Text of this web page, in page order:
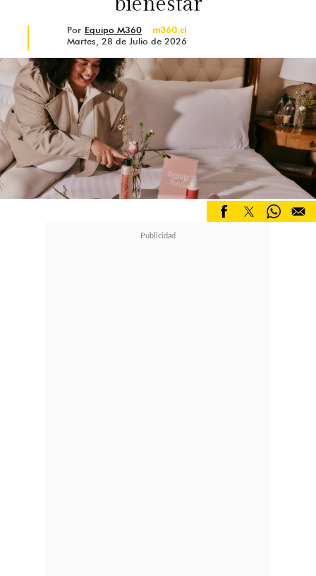
Sólo se debeaplicar su suave pincel
sobre la línea superior de las
pestañas, las cuales deben estar
limpias y secas. Se debe dejar secar
de uno a dos minutos antes de
aplicar otros productos para el
cuidado de la piel.
Por Equipo M360
m360.cl
Martes, 28 de Julio de 2026